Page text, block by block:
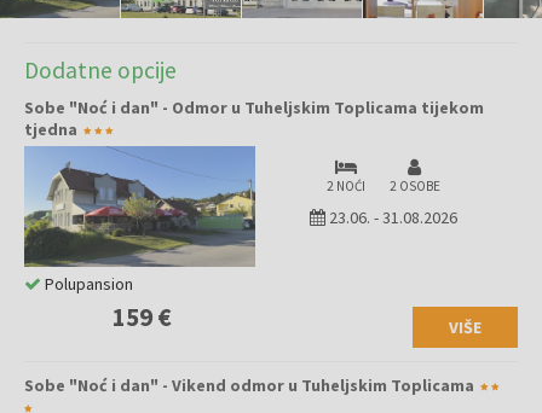
Dodatne opcije
Sobe "Noć i dan" - Odmor u Tuheljskim Toplicama tijekom
tjedna
2 NOĆI 2 OSOBE
23.06. -31.08.2026
159 € VIŠE
Polupansion
Sobe "Noć i dan" - Vikend odmor u Tuheljskim Toplicama